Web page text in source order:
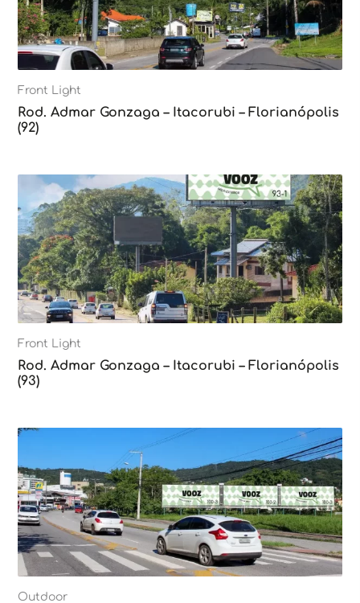
Front Light
Rod. Admar Gonzaga – Itacorubi – Florianópolis
(92)
Front Light
Rod. Admar Gonzaga – Itacorubi – Florianópolis
(93)
Outdoor